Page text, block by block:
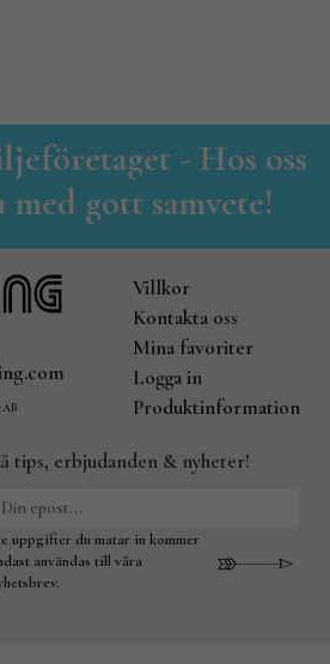
- Hos oss
gott samvete!
Villkor
Kontakta oss
Mina favoriter
Logga in
Produktinformation
tips, erbjudanden & nyheter!
uppgifter du matar in kommer
användas till våra